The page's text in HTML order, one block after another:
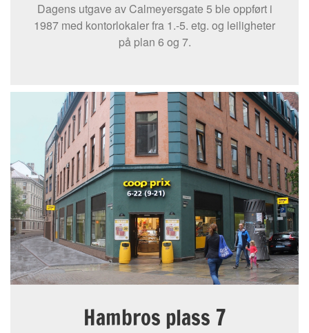
Dagens utgave av Calmeyersgate 5 ble oppført i
1987 med kontorlokaler fra 1.-5. etg. og leiligheter
på plan 6 og 7.
Hambros plass 7